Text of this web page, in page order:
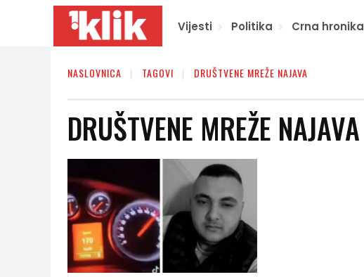
Vijesti Politika Crna hronika
NASLOVNICA TAGOVI DRUŠTVENE MREŽE NAJAVA
DRUŠTVENE MREŽE NAJAVA